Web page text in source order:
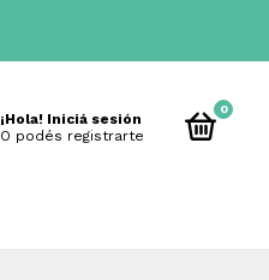
¡Hola! Iniciá sesión
O podés registrarte
0